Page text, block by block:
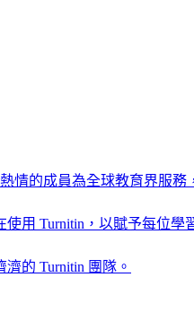
情的成員為全球教育界服
用 Turnitin，以賦予每位學
的 Turnitin 團隊。